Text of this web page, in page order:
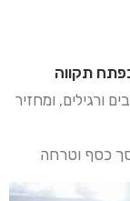
תקווה
ורגילים, ומחזיר
כסף וטרחה